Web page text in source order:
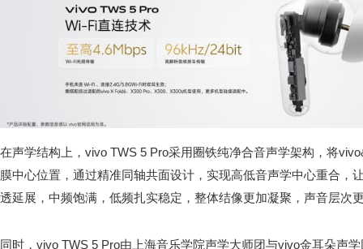
在声学结构上，vivo TWS 5 Pro采用圈铁纯净合音声学架构，将
膜中心位置，通过精准同轴共面设计，实现高低音声学中心重合，
透延展，中频饱满，低频扎实稳定，整体结像更加凝聚，声音层次
同时，vivo TWS 5 Pro由上海音乐学院声学大师团与vivo金耳朵声